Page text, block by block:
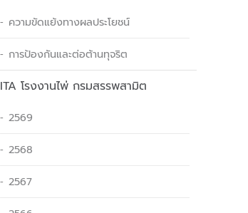
ความขัดแย้งทางผลประโยชน์
การป้องกันและต่อต้านทุจริต
ITA โรงงานไพ่ กรมสรรพสามิต
2569
2568
2567